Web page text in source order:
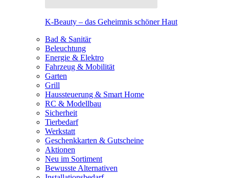
K-Beauty – das Geheimnis schöner Haut
Bad & Sanitär
Beleuchtung
Energie & Elektro
Fahrzeug & Mobilität
Garten
Grill
Haussteuerung & Smart Home
RC & Modellbau
Sicherheit
Tierbedarf
Werkstatt
Geschenkkarten & Gutscheine
Aktionen
Neu im Sortiment
Bewusste Alternativen